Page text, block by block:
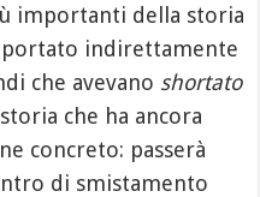
importanti della storia
portato indirettamente
che avevano shortato
che ha ancora
concreto: passerà
di smistamento